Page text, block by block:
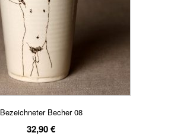
Bezeichneter Becher 08
32,90€